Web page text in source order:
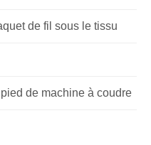
de fil sous le tissu
de machine à coudre